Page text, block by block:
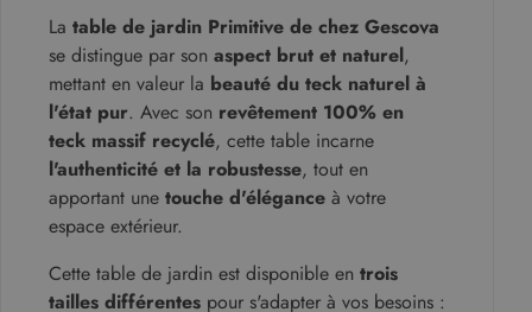
La table de jardin Primitive de chez Gescova
se distingue par son aspect brut et naturel,
mettant en valeur la beauté du teck naturel à
l'état pur. Avec son revêtement 100% en
teck massif recyclé, cette table incarne
l'authenticité et la robustesse, tout en
apportant une touche d'élégance à votre
espace extérieur.
Cette table de jardin est disponible en trois
tailles différentes pour s'adapter à vos besoins :